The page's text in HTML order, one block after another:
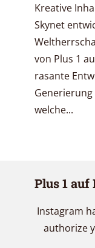
Kreative
Skynet
von Plus 1
rasante
welche...
Plus 1
Instagram
authorize